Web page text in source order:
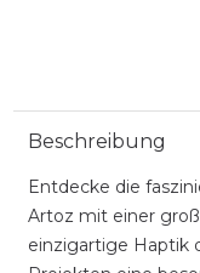
Beschreibung
Entdecke die
Artoz mit einer
einzigartige Haptik